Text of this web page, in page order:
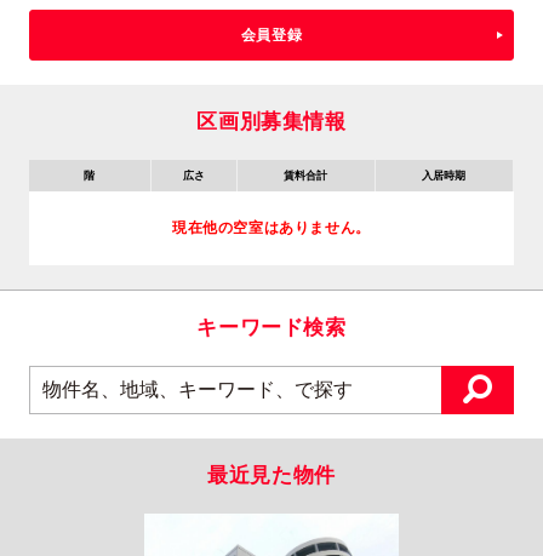
会員登録
区画別募集情報
階 広さ 賃料合計 入居時期
現在他の空室はありません。
キーワード検索
最近見た物件